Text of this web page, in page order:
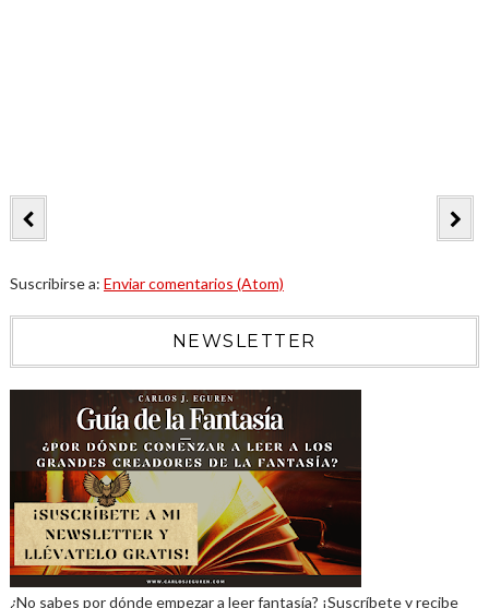
Suscribirse a: Enviar comentarios (Atom)
NEWSLETTER
¿No sabes por dónde empezar a leer fantasía? ¡Suscríbete y recibe